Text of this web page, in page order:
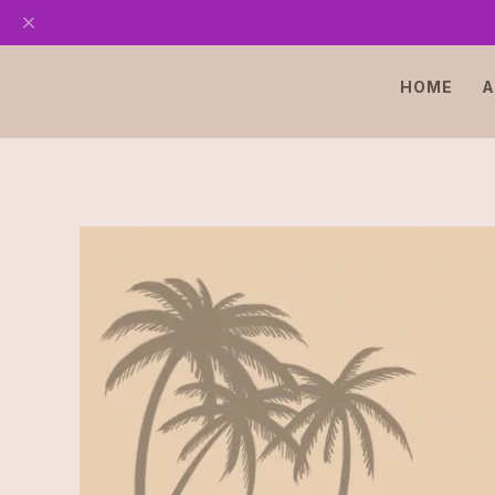
HOME